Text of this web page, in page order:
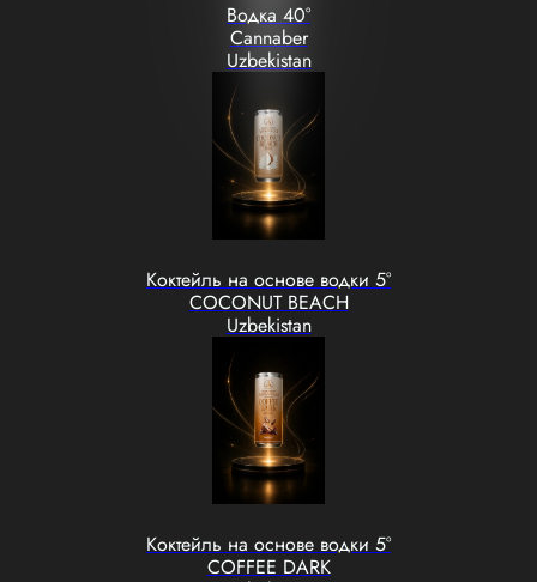
Водка 40°
Cannaber
Uzbekistan
Коктейль на основе водки 5°
COCONUT BEACH
Uzbekistan
Коктейль на основе водки 5°
COFFEE DARK